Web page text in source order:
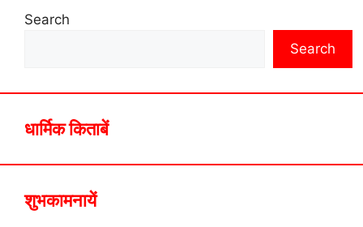
Search
Search
धार्मिक किताबें
शुभकामनायें